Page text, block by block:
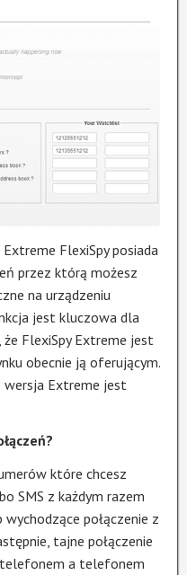
FlexiSpy posiada
przez którą możesz
na urządzeniu
jest kluczowa dla
FlexiSpy Extreme jest
obecnie ją oferującym.
Extreme jest
które chcesz
SMS z każdym razem
połączenie z
tajne połączenie
a telefonem